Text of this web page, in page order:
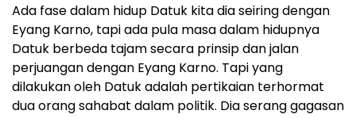
Ada fase dalam hidup Datuk kita dia seiring dengan
Eyang Karno, tapi ada pula masa dalam hidupnya
Datuk berbeda tajam secara prinsip dan jalan
perjuangan dengan Eyang Karno. Tapi yang
dilakukan oleh Datuk adalah pertikaian terhormat
dua orang sahabat dalam politik. Dia serang gagasan